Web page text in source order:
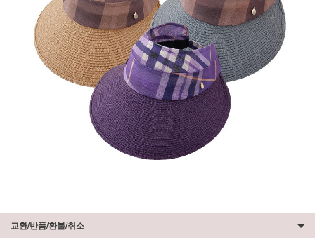
교환/반품/환불/취소